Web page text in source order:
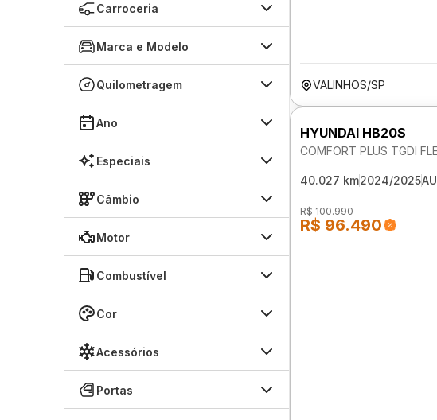
Carroceria
Marca e Modelo
Quilometragem
Ano
Especiais
Câmbio
Motor
Combustível
Cor
Acessórios
Portas
VALINHOS/SP
HYUNDAI HB20S
COMFORT PLUS TGDI
40.027 km2024/2025
R$ 100.990
R$ 96.490